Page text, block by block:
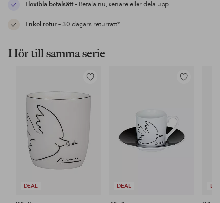
Flexibla betalsätt– Betala nu, senare eller dela upp
Enkel retur– 30 dagars returrätt*
Hör till samma serie
DEAL
Lägg
i
DEAL
Lägg